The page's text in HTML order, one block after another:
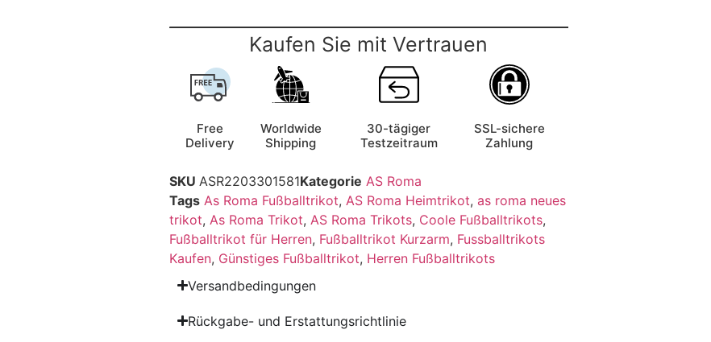
Kaufen Sie mit Vertrauen
Free
Delivery
Worldwide
Shipping
30-tägiger
Testzeitraum
SSL-sichere
Zahlung
SKU ASR2203301581Kategorie AS Roma
Tags As Roma Fußballtrikot, AS Roma Heimtrikot, as roma neues
trikot, As Roma Trikot, AS Roma Trikots, Coole Fußballtrikots,
Fußballtrikot für Herren, Fußballtrikot Kurzarm, Fussballtrikots
Kaufen, Günstiges Fußballtrikot, Herren Fußballtrikots
Versandbedingungen
Rückgabe- und Erstattungsrichtlinie